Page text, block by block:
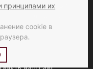
сусловиями
c
. Если вы не даете
на обработку
персональных
вам необходимо
принципами их
cookie в